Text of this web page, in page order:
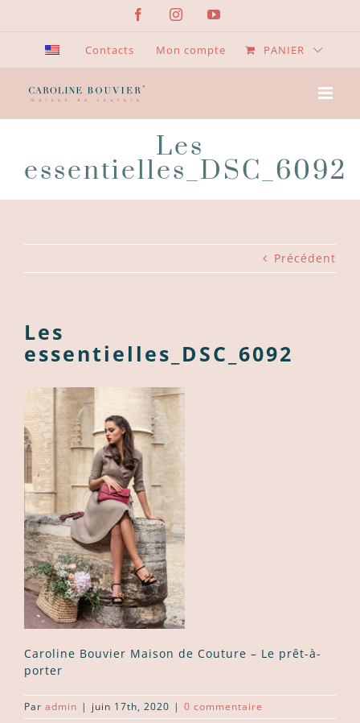
contenu
FacebookInstagramYouTube
Contacts Mon compte PANIER
Les
essentielles_DSC_6092
Précédent
Les
essentielles_DSC_6092
Caroline Bouvier Maison de Couture – Le prêt-à-
porter
Par admin | juin 17th, 2020 | 0 commentaire